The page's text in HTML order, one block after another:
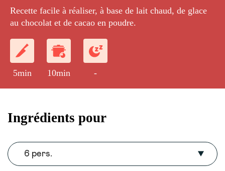
Recette facile à réaliser, à base de lait chaud, de glace
au chocolat et de cacao en poudre.
5min 10min -
Ingrédients pour
6 pers.